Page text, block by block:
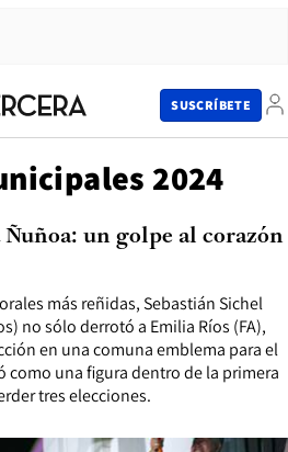
SUSCRÍBETE
2024
más reñidas, Sebastián Sichel
no sólo derrotó a Emilia Ríos (FA),
en una comuna emblema para el
una figura dentro de la primera
tres elecciones.
un golpe al corazón